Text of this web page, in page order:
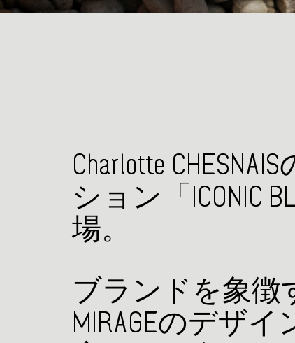
Charlotte
ション「ICONIC
場。
ブランドを象徴
MIRAGEのデザ